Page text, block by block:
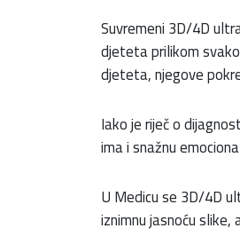
Suvremeni 3D/4D
djeteta prilikom
djeteta, njegove
Iako je riječ o
ima i snažnu
U Medicu se 3D/4D
iznimnu jasnoću